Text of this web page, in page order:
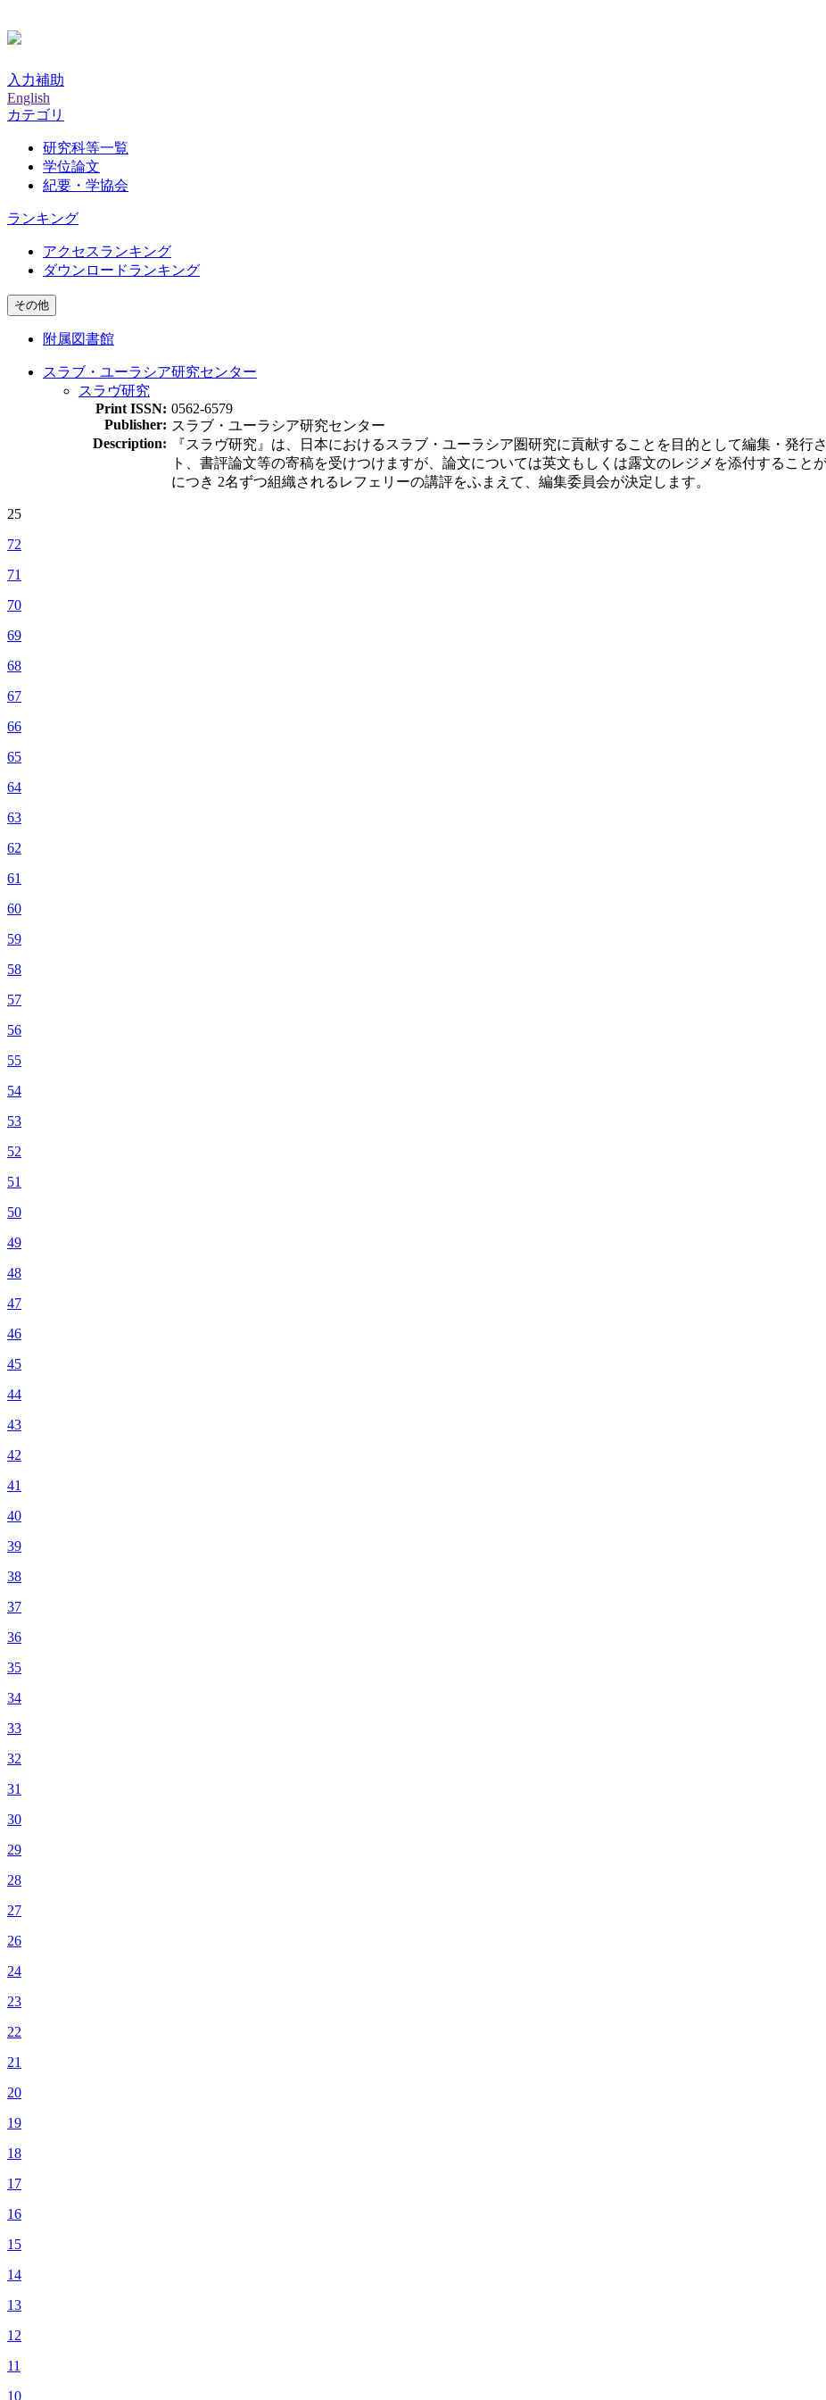
入力補助
English
カテゴリ
研究科等一覧
学位論文
紀要・学協会
ランキング
アクセスランキング
ダウンロードランキング
その他
附属図書館
スラブ・ユーラシア研究センター
スラヴ研究
Print ISSN: 0562-6579
Publisher: スラブ・ユーラシア研究センター
Description:
『スラヴ研究』は、日本におけるスラブ・ユーラシア圏研究に貢献することを目的として編集・発
ト、書評論文等の寄稿を受けつけますが、論文については英文もしくは露文のレジメを添付するこ
につき 2名ずつ組織されるレフェリーの講評をふまえて、編集委員会が決定します。
25
72
71
70
69
68
67
66
65
64
63
62
61
60
59
58
57
56
55
54
53
52
51
50
49
48
47
46
45
44
43
42
41
40
39
38
37
36
35
34
33
32
31
30
29
28
27
26
24
23
22
21
20
19
18
17
16
15
14
13
12
11
10